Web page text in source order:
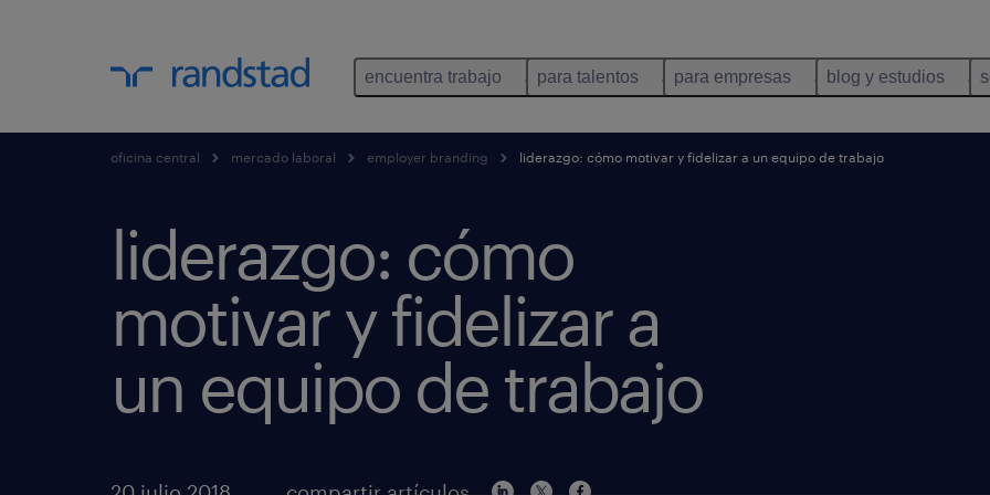
encuentra trabajo para talentos para empresas blog y estudios
oficina central mercado laboral employer branding liderazgo: cómo motivar y fidelizar a un equipo de trabajo
liderazgo: cómo
motivar y fidelizar a
un equipo de trabajo